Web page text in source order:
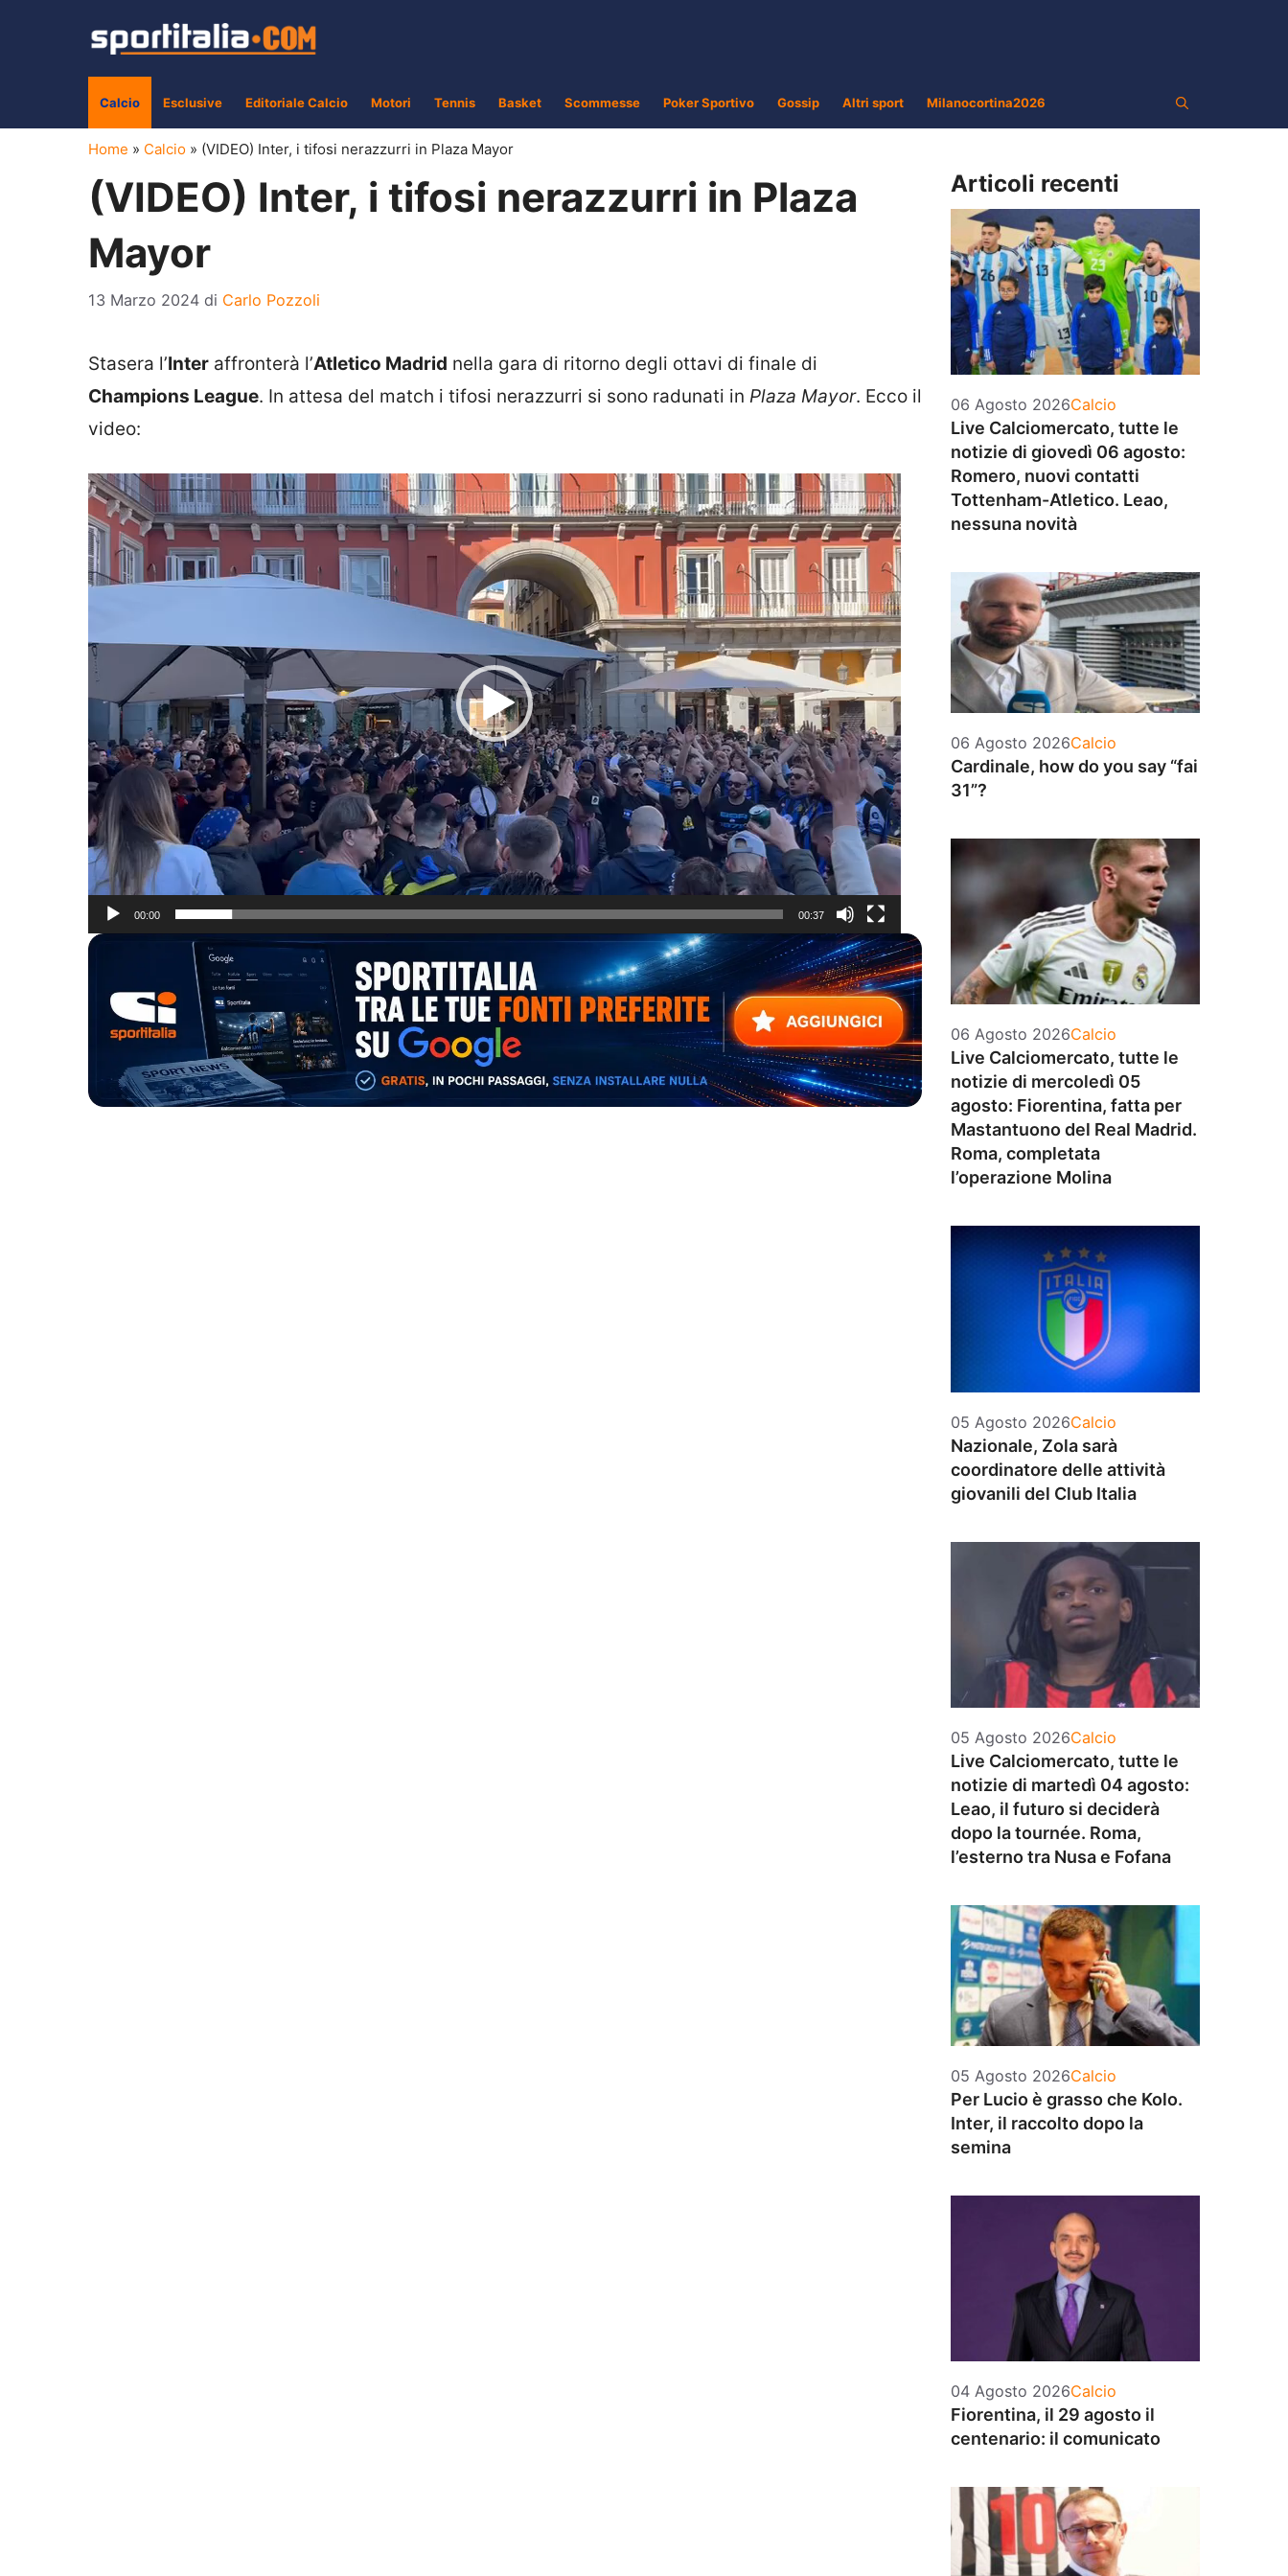
Calcio Esclusive Editoriale Calcio Motori Tennis Basket Scommesse Poker Sportivo Gossip Altri sport Milanocortina2026
Home » Calcio » (VIDEO) Inter, i tifosi nerazzurri in Plaza Mayor
(VIDEO) Inter, i tifosi nerazzurri in Plaza
Mayor
13 Marzo 2024 di Carlo Pozzoli
Stasera l’Inter affronterà l’Atletico Madrid nella gara di ritorno degli ottavi di finale di
Champions League. In attesa del match i tifosi nerazzurri si sono radunati in Plaza Mayor. Ecco il
video:
Video
Player
00:00 00:37
Articoli recenti
06 Agosto 2026Categorie
Calcio
Live Calciomercato, tutte le
notizie di giovedì 06 agosto:
Romero, nuovi contatti
Tottenham-Atletico. Leao,
nessuna novità
06 Agosto 2026Categorie
Calcio
Cardinale, how do you say “fai
31”?
06 Agosto 2026Categorie
Calcio
Live Calciomercato, tutte le
notizie di mercoledì 05
agosto: Fiorentina, fatta per
Mastantuono del Real Madrid.
Roma, completata
l’operazione Molina
05 Agosto 2026Categorie
Calcio
Nazionale, Zola sarà
coordinatore delle attività
giovanili del Club Italia
05 Agosto 2026Categorie
Calcio
Live Calciomercato, tutte le
notizie di martedì 04 agosto:
Leao, il futuro si deciderà
dopo la tournée. Roma,
l’esterno tra Nusa e Fofana
05 Agosto 2026Categorie
Calcio
Per Lucio è grasso che Kolo.
Inter, il raccolto dopo la
semina
04 Agosto 2026Categorie
Calcio
Fiorentina, il 29 agosto il
centenario: il comunicato